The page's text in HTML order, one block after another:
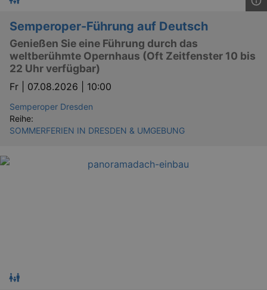
Semperoper-Führung auf Deutsch
Genießen Sie eine Führung durch das
weltberühmte Opernhaus (Oft Zeitfenster 10 bis
22 Uhr verfügbar)
Fr | 07.08.2026 | 10:00
Semperoper Dresden
Reihe:
SOMMERFERIEN IN DRESDEN & UMGEBUNG